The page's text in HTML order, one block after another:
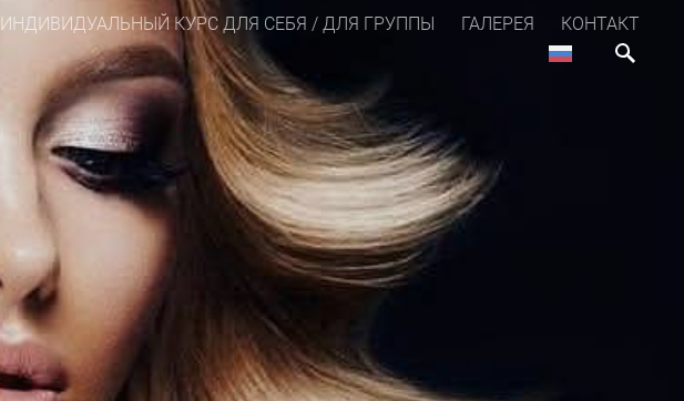
ИНДИВИДУАЛЬНЫЙ КУРС ДЛЯ СЕБЯ / ДЛЯ ГРУППЫ ГАЛЕРЕЯ КОНТАКТ